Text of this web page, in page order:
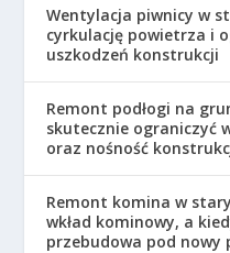
Wentylacja piwnicy w
cyrkulację powietrza i
uszkodzeń konstrukcji
Remont podłogi na
skutecznie ograniczyć
oraz nośność
Remont komina w
wkład kominowy, a
przebudowa pod nowy